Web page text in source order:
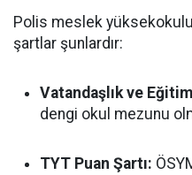
Polis meslek
şartlar şunlardır:
Vatandaşlık ve
dengi okul mezunu
TYT Puan Şartı: